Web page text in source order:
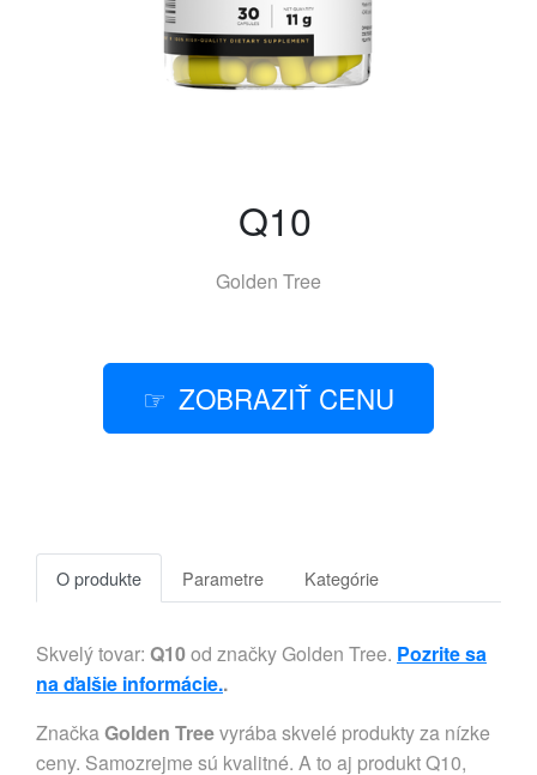
Q10
Golden Tree
ZOBRAZIŤ CENU
O produkte Parametre Kategórie
Skvelý tovar: Q10od značky Golden Tree. Pozrite sa
na ďalšie informácie..
ZnačkaGolden Treevyrába skvelé produkty za nízke
ceny. Samozrejme sú kvalitné. A to aj produkt Q10,